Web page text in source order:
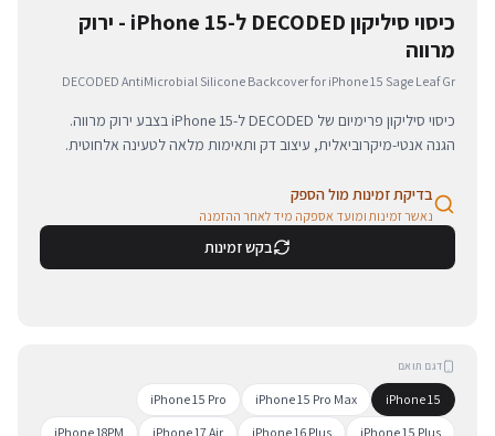
כיסוי סיליקון DECODED ל-iPhone 15 - ירוק
מרווה
DECODED AntiMicrobial Silicone Backcover for iPhone 15 Sage Leaf Gr
כיסוי סיליקון פרימיום של DECODED ל-iPhone 15 בצבע ירוק מרווה.
הגנה אנטי-מיקרוביאלית, עיצוב דק ותאימות מלאה לטעינה אלחוטית.
בדיקת זמינות מול הספק
נאשר זמינות ומועד אספקה מיד לאחר ההזמנה
בקש זמינות
דגם תואם
iPhone 15
iPhone 15 Pro Max
iPhone 15 Pro
iPhone 15 Plus
iPhone 16 Plus
iPhone 17 Air
iPhone 18PM